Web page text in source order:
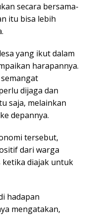
secara bersama-
itu bisa lebih
yang ikut dalam
harapannya.
dijaga dan
saja, melainkan
depannya.
tersebut,
dari warga
ketika diajak untuk
hadapan
mengatakan,